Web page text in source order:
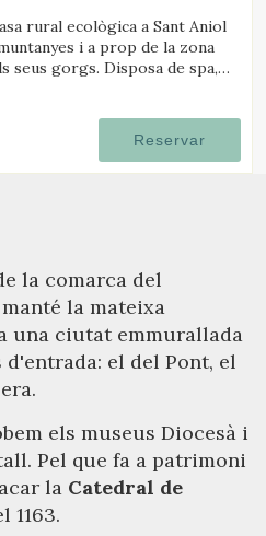
rural ecològica a Sant Aniol
i a prop de la zona
seus gorgs. Disposa de spa,
Reservar
la comarca del
la mateixa
una ciutat emmurallada
el del Pont, el
els museus Diocesà i
Pel que fa a patrimoni
la Catedral de
1163.